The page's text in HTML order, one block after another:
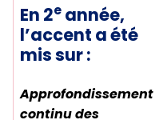
En 2e année,
l’accent a été
mis sur :
Approfondissement
continu des